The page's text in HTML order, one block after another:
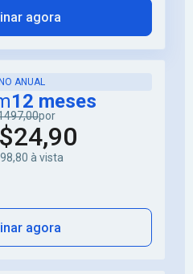
agora
ANUAL
12 meses
por
à vista
agora